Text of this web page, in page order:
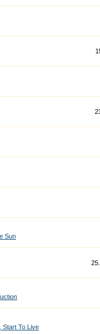
Sun
Start To Live